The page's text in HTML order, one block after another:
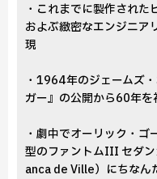
・これまでに製作され
およぶ緻密なエンジニア
現
・1964年のジェームズ
ガー』の公開から60年を
・劇中でオーリック・
型のファントムIII セダ
anca de Ville）にちなん